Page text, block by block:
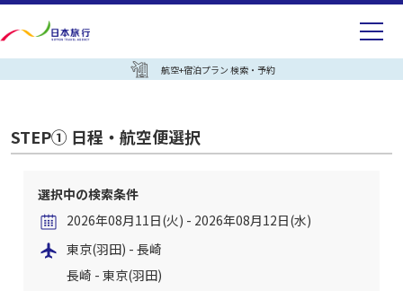
航空+宿泊プラン 検索・予約
STEP① 日程・航空便選択
選択中の検索条件
2026年08月11日(火) - 2026年08月12日(水)
東京(羽田) - 長崎
長崎 - 東京(羽田)